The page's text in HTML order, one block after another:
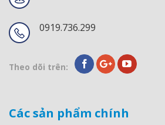
0919.736.299
Theo dõi trên:
Các sản phẩm chính